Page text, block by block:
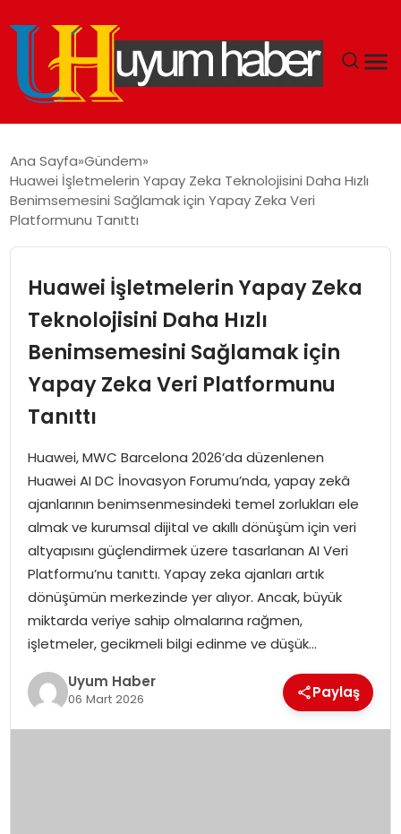
EKONOMI
DÜNYA
SPOR
TEKNOLOJI
SAĞLIK
MAGAZIN
YAŞAM
Ana Sayfa Gündem
Huawei İşletmelerin Yapay Zeka Teknolojisini Daha Hızlı
Benimsemesini Sağlamak için Yapay Zeka Veri
Platformunu Tanıttı
Huawei İşletmelerin Yapay Zeka
Teknolojisini Daha Hızlı
Benimsemesini Sağlamak için
Yapay Zeka Veri Platformunu
Tanıttı
Huawei, MWC Barcelona 2026’da düzenlenen
Huawei AI DC İnovasyon Forumu’nda, yapay zekâ
ajanlarının benimsenmesindeki temel zorlukları ele
almak ve kurumsal dijital ve akıllı dönüşüm için veri
altyapısını güçlendirmek üzere tasarlanan AI Veri
Platformu’nu tanıttı. Yapay zeka ajanları artık
dönüşümün merkezinde yer alıyor. Ancak, büyük
miktarda veriye sahip olmalarına rağmen,
işletmeler, gecikmeli bilgi edinme ve düşük…
Uyum Haber
06 Mart 2026 Paylaş